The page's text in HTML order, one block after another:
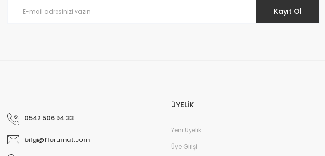
Kayıt Ol
0542 506 94 33
bilgi@floramut.com
ÜYELİK
Yeni Üyelik
Üye Girişi